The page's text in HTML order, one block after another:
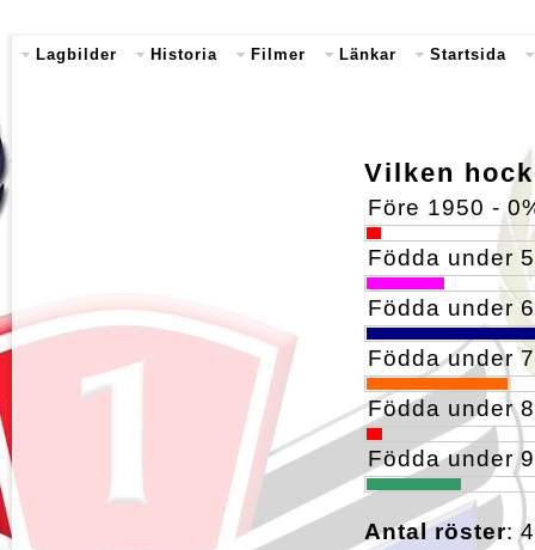
Lagbilder Historia Filmer Länkar Startsida
Vilken
Före 1950 -
Födda under
Födda under
Födda under
Födda under
Födda under
Antal röster: